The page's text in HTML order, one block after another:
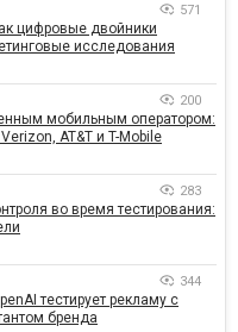
571
цифровые двойники
исследования
200
мобильным оператором:
AT&T и T-Mobile
283
во время тестирования:
344
тестирует рекламу с
бренда